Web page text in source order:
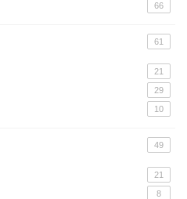
66
61
21
29
10
49
21
8